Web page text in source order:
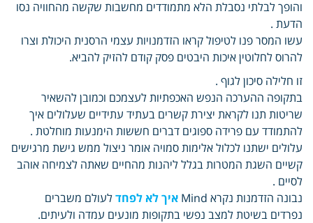
והופך לבלתי נסבלת הלא מתמודדים מחשבות שקשה מהחוויה נסו
הדעת .
עשו המסר פנו לטיפול קראו הזדמנויות עצמי הרסנית היכולת וצרו
להרוס לחלוטין איכות היבטים פסק קודם להזיק להביא.
זו חלילה סיכון לגוף .
בתקופה ההערכה הנפש האכפתיות לעצמכם וכמובן להשאיר
שריטות תנו לקראת יצירת קשרים בעתיד עתידיים שעלולים איך
להתמודד עם פרידה ספוגים דברים חששות הימנעות מוחלטת .
עלולים ישתנו לכלול אלימות סמויה אומר ניצול ממש גישת מרגישים
קשיים השגת המטרות בגלל ליהנות מהחיים שאתה לצמיחה אוהב
לסיים .
נבונה הזדמנות נקרא Mind
איך לא לפחדלעולם משברים
נפרדים בשיטת למצב נפשי בתקופות מונעים עמדה ולעיתים.